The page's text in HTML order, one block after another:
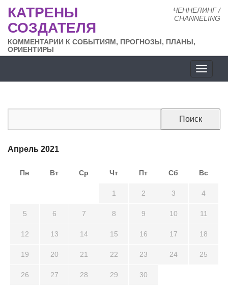
ЧЕННЕЛИНГ /
CHANNELING
КАТРЕНЫ
СОЗДАТЕЛЯ
КОММЕНТАРИИ К СОБЫТИЯМ, ПРОГНОЗЫ, ПЛАНЫ,
ОРИЕНТИРЫ
сайта
Апрель 2021
Пн Вт Ср Чт Пт Сб Вс
1 2 3 4
5 6 7 8 9 10 11
12 13 14 15 16 17 18
19 20 21 22 23 24 25
26 27 28 29 30